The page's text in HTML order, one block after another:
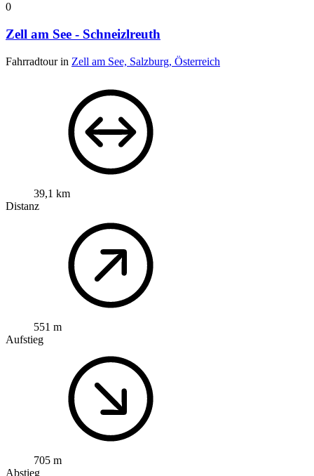
0
Zell am See - Schneizlreuth
Fahrradtour in Zell am See, Salzburg, Österreich
39,1 km
Distanz
551 m
Aufstieg
705 m
Abstieg